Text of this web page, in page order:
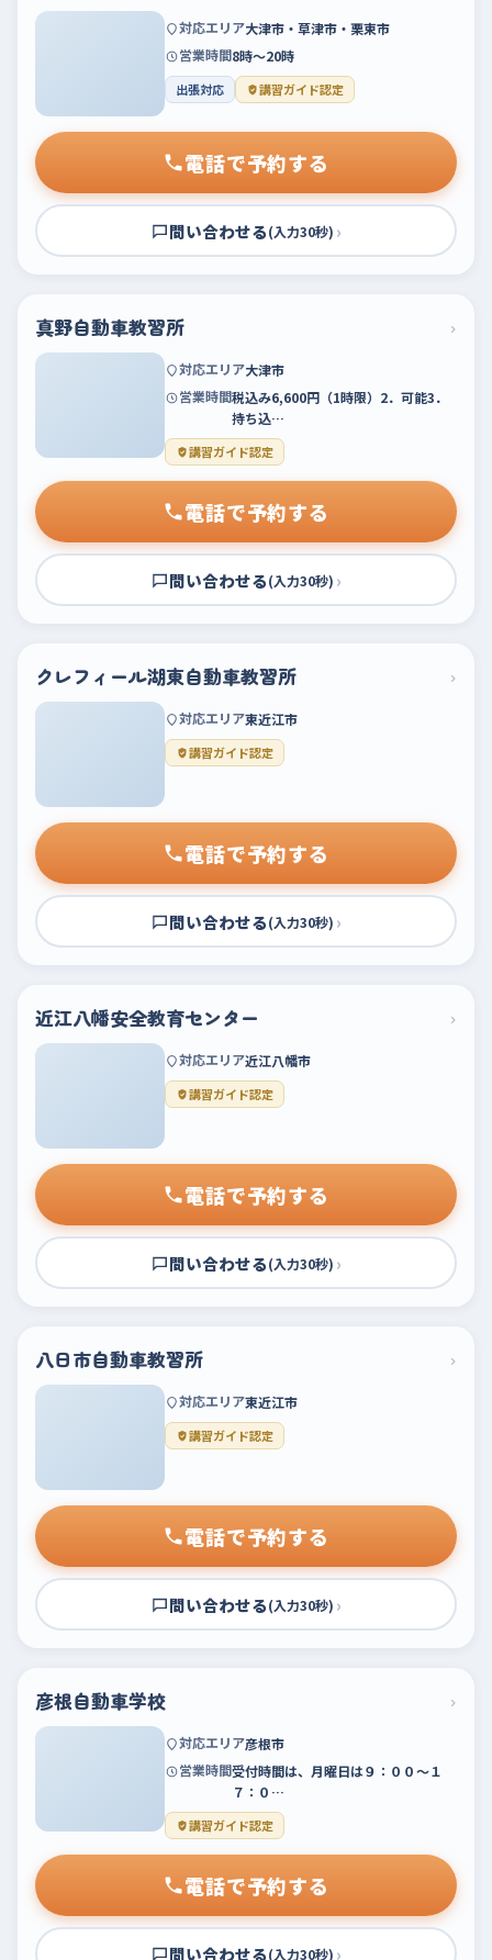
対応エリア大津市・草津市・栗東市
営業時間8時～20時
出張対応 講習ガイド認定
電話で予約する
問い合わせる(入力30秒) ›
真野自動車教習所 ›
対応エリア大津市
営業時間税込み6,600円（1時限）2．可能3．
持ち込…
講習ガイド認定
電話で予約する
問い合わせる(入力30秒) ›
クレフィール湖東自動車教習所 ›
対応エリア東近江市
講習ガイド認定
電話で予約する
問い合わせる(入力30秒) ›
近江八幡安全教育センター ›
対応エリア近江八幡市
講習ガイド認定
電話で予約する
問い合わせる(入力30秒) ›
八日市自動車教習所 ›
対応エリア東近江市
講習ガイド認定
電話で予約する
問い合わせる(入力30秒) ›
彦根自動車学校 ›
対応エリア彦根市
営業時間受付時間は、月曜日は９：００～１
７：０…
講習ガイド認定
電話で予約する
問い合わせる(入力30秒) ›